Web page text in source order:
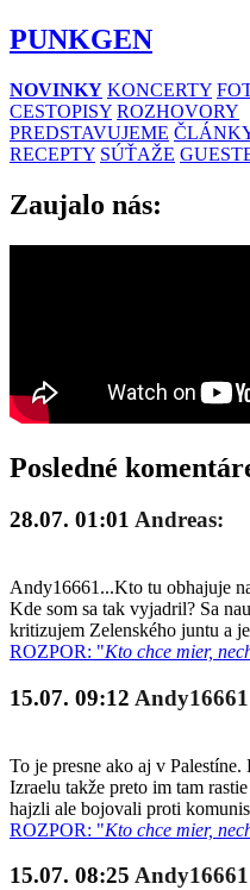
PUNKGEN
NOVINKY KONCERTY
CESTOPISY ROZHOVORY
PREDSTAVUJEME
RECEPTY SÚŤAŽE
Zaujalo nás:
Posledné
28.07. 01:01 Andreas:
Andy16661...Kto tu obhajuje
Kde som sa tak vyjadril? Sa
kritizujem Zelenského juntu a
ROZPOR: "Kto chce mier,
15.07. 09:12
To je presne ako aj v
Izraelu takže preto im tam
hajzli ale bojovali proti
ROZPOR: "Kto chce mier,
15.07. 08:25